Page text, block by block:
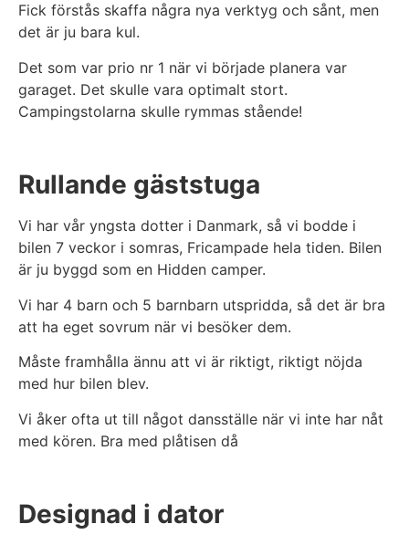
Fick förstås skaffa några nya verktyg och sånt, men
det är ju bara kul.
Det som var prio nr 1 när vi började planera var
garaget. Det skulle vara optimalt stort.
Campingstolarna skulle rymmas stående!
Rullande gäststuga
Vi har vår yngsta dotter i Danmark, så vi bodde i
bilen 7 veckor i somras, Fricampade hela tiden. Bilen
är ju byggd som en Hidden camper.
Vi har 4 barn och 5 barnbarn utspridda, så det är bra
att ha eget sovrum när vi besöker dem.
Måste framhålla ännu att vi är riktigt, riktigt nöjda
med hur bilen blev.
Vi åker ofta ut till något dansställe när vi inte har nåt
med kören. Bra med plåtisen då
Designad i dator